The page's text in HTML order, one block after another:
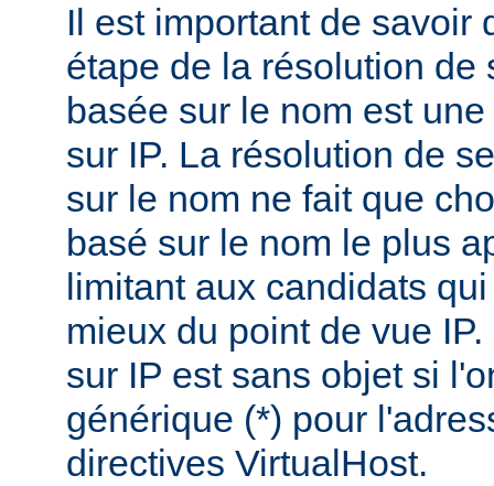
Il est important de savoir
étape de la résolution de
basée sur le nom est
sur IP. La résolution de
sur le nom ne fait que
basé sur le nom le plus
limitant aux candidats
mieux du point de vue
sur IP est sans objet si
générique (*) pour
directives VirtualHost.